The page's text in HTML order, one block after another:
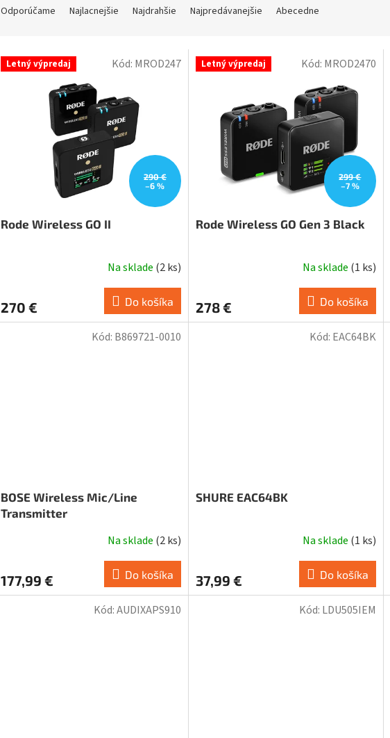
n
Odporúčame Najlacnejšie Najdrahšie Najpredávanejšie Abecedne
V Letný výpredaj
290 €
–6 %
Rode Wireless GO II
Na sklade (2 ks)
270 € Do košíka
Kód: MROD247 Letný výpredaj
299 €
–7 %
Rode Wireless GO Gen 3 Black
Na sklade (1 ks)
278 € Do košíka
Kód: MROD2470
BOSE Wireless Mic/Line
Transmitter
Na sklade (2 ks)
177,99 € Do košíka
Kód: B869721-0010
SHURE EAC64BK
Na sklade (1 ks)
37,99 € Do košíka
Kód: EAC64BK
Kód:AUDIXAPS910 Kód: LDU505IEM